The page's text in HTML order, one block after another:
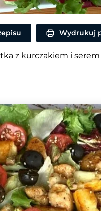
Wydrukuj
z kurczakiem i